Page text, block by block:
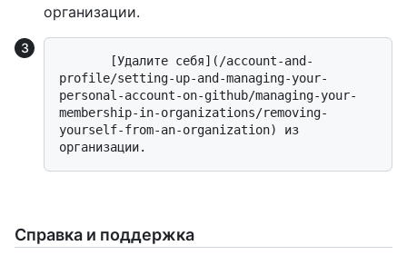
организации.
profile/setting-up-and-managing-your-
personal-account-on-github/managing-your-
membership-in-organizations/removing-
yourself-from-an-organization) из
Справка и поддержка